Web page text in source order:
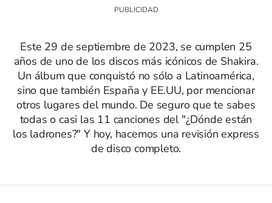
Este 29 de septiembre de 2023, se cumplen 25
años de uno de los discos más icónicos de Shakira.
Un álbum que conquistó no sólo a Latinoamérica,
sino que también España y EE.UU, por mencionar
otros lugares del mundo. De seguro que te sabes
todas o casi las 11 canciones del "¿Dónde están
los ladrones?" Y hoy, hacemos una revisión express
de disco completo.